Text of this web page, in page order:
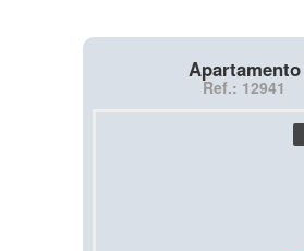
Apartamento
Ref.: 12941